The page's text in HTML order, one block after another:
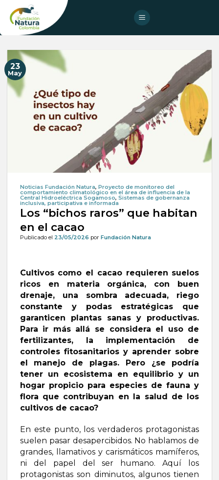
content
23
May
Noticias Fundación Natura, Proyecto de monitoreo del
comportamiento climatológico en el área de influencia de la
Central Hidroeléctrica Sogamoso, Sistemas de gobernanza
inclusiva, participativa e informada
Los “bichos raros” que habitan
en el cacao
Publicado el 23/05/2026 por Fundación Natura
Cultivos como el cacao requieren suelos
ricos en materia orgánica, con buen
drenaje, una sombra adecuada, riego
constante y podas estratégicas que
garanticen plantas sanas y productivas.
Para ir más allá se considera el uso de
fertilizantes, la implementación de
controles fitosanitarios y aprender sobre
el manejo de plagas. Pero ¿se podría
tener un ecosistema en equilibrio y un
hogar propicio para especies de fauna y
flora que contribuyan en la salud de los
cultivos de cacao?
En este punto, los verdaderos protagonistas
suelen pasar desapercibidos. No hablamos de
grandes, llamativos y carismáticos mamíferos,
ni del papel del ser humano. Aquí los
protagonistas son diminutos, algunos tienen